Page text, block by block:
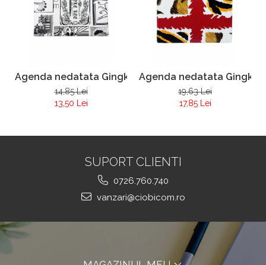
Agenda nedatata Gingko A7
14,85 Lei
13,50 Lei
Agenda nedatata Gingko
19,63 Lei
17,85 Lei
SUPORT CLIENTI
0726.760.740
vanzari@ciobicom.ro